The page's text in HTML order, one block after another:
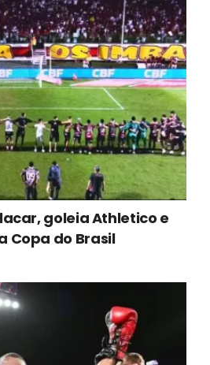
goleia Athletico e
Copa do Brasil